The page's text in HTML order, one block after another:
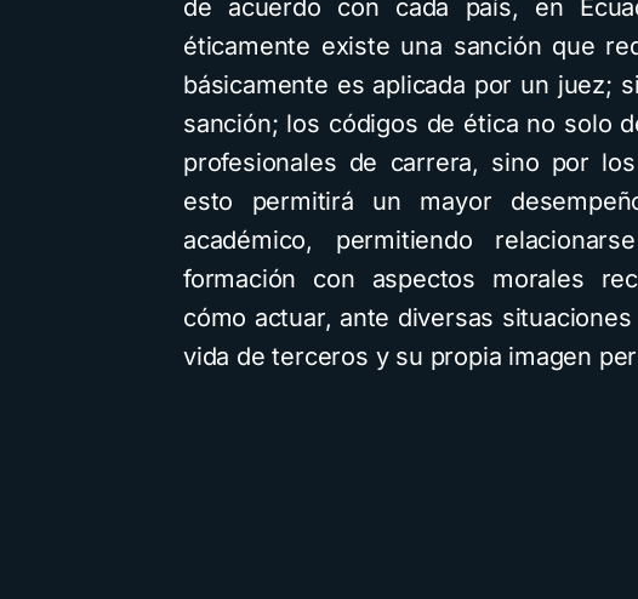
de acuerdo con cada país, en
éticamente existe una sanción que
básicamente es aplicada por un juez;
sanción; los códigos de ética no solo
profesionales de carrera, sino por
esto permitirá un mayor
académico, permitiendo
formación con aspectos morales
cómo actuar, ante diversas
vida de terceros y su propia imagen